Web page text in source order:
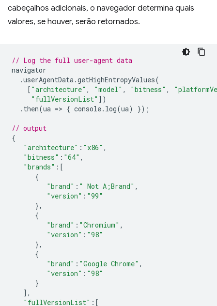
cabeçalhos adicionais, o navegador determina quais
valores, se houver, serão retornados.
// Log the full user-agent data
navigator
.userAgentData.getHighEntropyValues(
[ "architecture" , "model" , "bitness" ,
"fullVersionList" ])
. then(ua => { console. log(ua) });
// output
{
"architecture" : "x86" ,
"bitness" : "64" ,
"brands" : [
{
"brand" : " Not A;Brand" ,
"version" : "99"
},
{
"brand" : "Chromium" ,
"version" : "98"
},
{
"brand" : "Google Chrome" ,
"version" : "98"
}
],
"fullVersionList" : [